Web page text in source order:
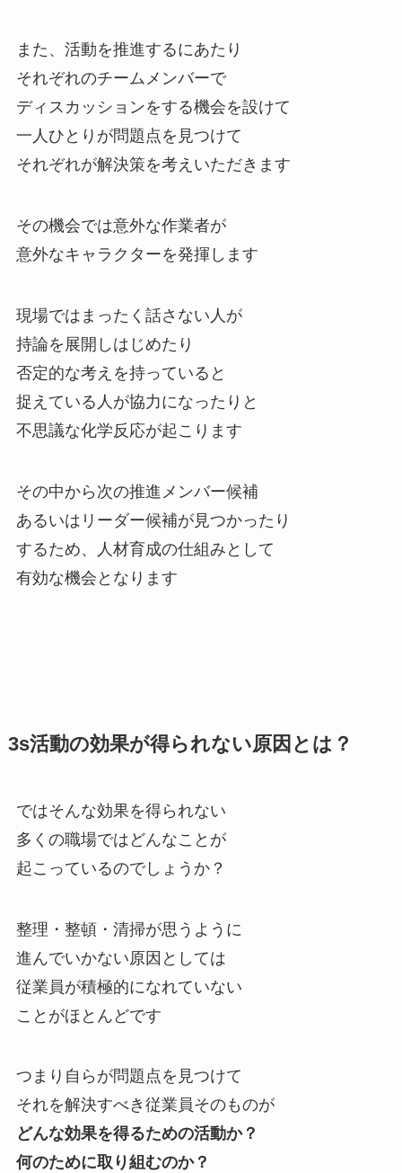
また、活動を推進するにあたり
それぞれのチームメンバーで
ディスカッションをする機会を設けて
一人ひとりが問題点を見つけて
それぞれが解決策を考えいただきます
その機会では意外な作業者が
意外なキャラクターを発揮します
現場ではまったく話さない人が
持論を展開しはじめたり
否定的な考えを持っていると
捉えている人が協力になったりと
不思議な化学反応が起こります
その中から次の推進メンバー候補
あるいはリーダー候補が見つかったり
するため、人材育成の仕組みとして
有効な機会となります
3s活動の効果が得られない原因とは？
ではそんな効果を得られない
多くの職場ではどんなことが
起こっているのでしょうか？
整理・整頓・清掃が思うように
進んでいかない原因としては
従業員が積極的になれていない
ことがほとんどです
つまり自らが問題点を見つけて
それを解決すべき従業員そのものが
どんな効果を得るための活動か？
何のために取り組むのか？